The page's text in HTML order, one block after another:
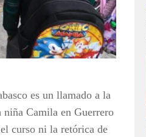
es un llamado a la
niña Camila en Guerrero
curso ni la retórica de